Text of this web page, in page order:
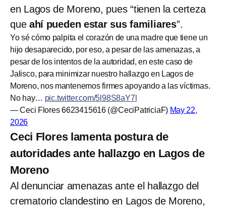
en Lagos de Moreno, pues “tienen la certeza
que ahí pueden estar sus familiares”.
Yo sé cómo palpita el corazón de una madre que tiene un
hijo desaparecido, por eso, a pesar de las amenazas, a
pesar de los intentos de la autoridad, en este caso de
Jalisco, para minimizar nuestro hallazgo en Lagos de
Moreno, nos mantenemos firmes apoyando a las víctimas.
No hay… pic.twitter.com/5l98S8aY7l
— Ceci Flores 6623415616 (@CeciPatriciaF) May 22,
2026
Ceci Flores lamenta postura de
autoridades ante hallazgo en Lagos de
Moreno
Al denunciar amenazas ante el hallazgo del
crematorio clandestino en Lagos de Moreno,